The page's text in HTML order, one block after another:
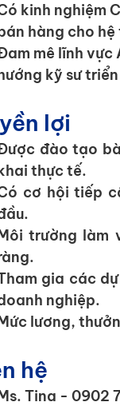
kinh nghiệm
hàng cho
mê lĩnh vực
kỹ sư
lợi
đào tạo
thực tế.
cơ hội tiếp
trường làm
gia các
nghiệp.
lương,
hệ
Tina - 0902